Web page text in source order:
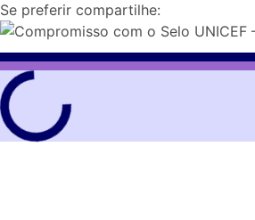
Se preferir compartilhe: